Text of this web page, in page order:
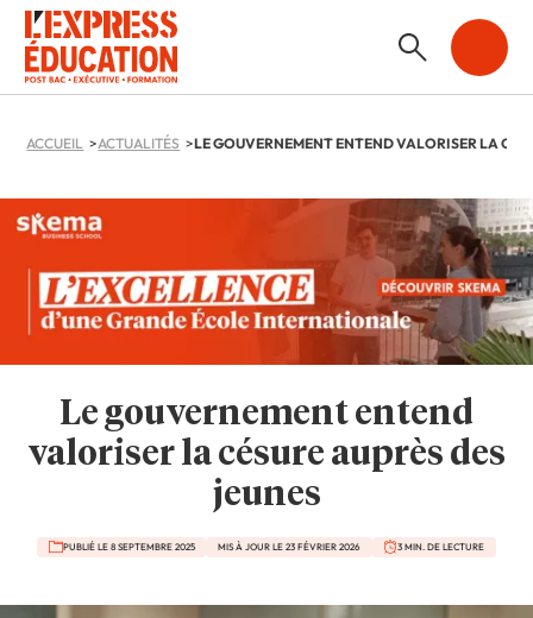
ACCUEIL ACTUALITÉS
Le gouvernement entend
valoriser la césure auprès des
jeunes
PUBLIÉ LE 8 SEPTEMBRE 2025 MIS À JOUR LE 23 FÉVRIER 2026 3 MIN. DE LECTURE